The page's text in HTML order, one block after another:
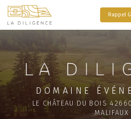
Aller
contenu
Rappel
DOMAINE
LE CHÂTEAU DU BOIS
MALIFAUX